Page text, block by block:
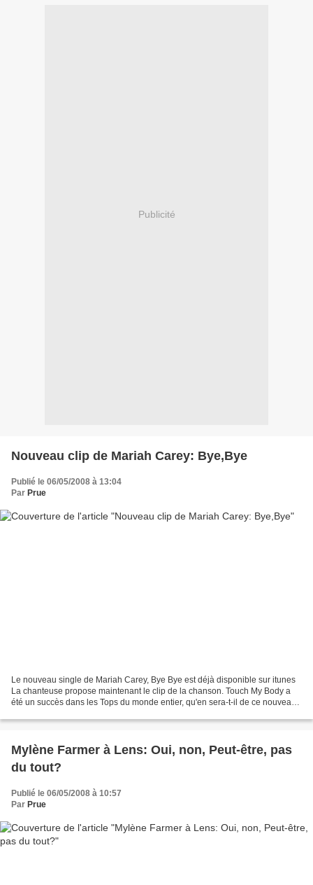
Publicité
Nouveau clip de Mariah Carey: Bye,Bye
Publié le 06/05/2008 à 13:04
Par Prue
Le nouveau single de Mariah Carey, Bye Bye est déjà disponible sur itunes
La chanteuse propose maintenant le clip de la chanson. Touch My Body a
été un succès dans les Tops du monde entier, qu'en sera-t-il de ce nouveau
Mylène Farmer à Lens: Oui, non, Peut-être, pas
du tout?
Publié le 06/05/2008 à 10:57
Par Prue